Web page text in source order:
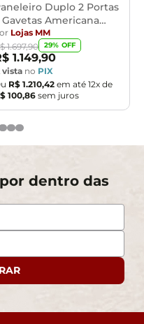
Duplo 2 Portas
Gavetas Americana
Lojas MM
1.697,90 29% OFF
1.149,90
vista no PIX
R$ 1.210,42 em até 12x de
100,86 sem juros
dentro das